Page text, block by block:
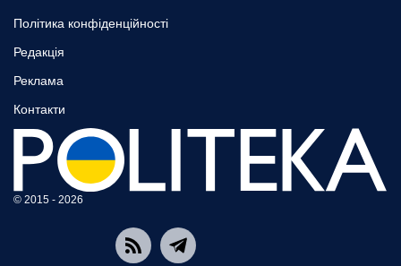
Політика конфіденційності
Редакція
Реклама
Контакти
© 2015 - 2026